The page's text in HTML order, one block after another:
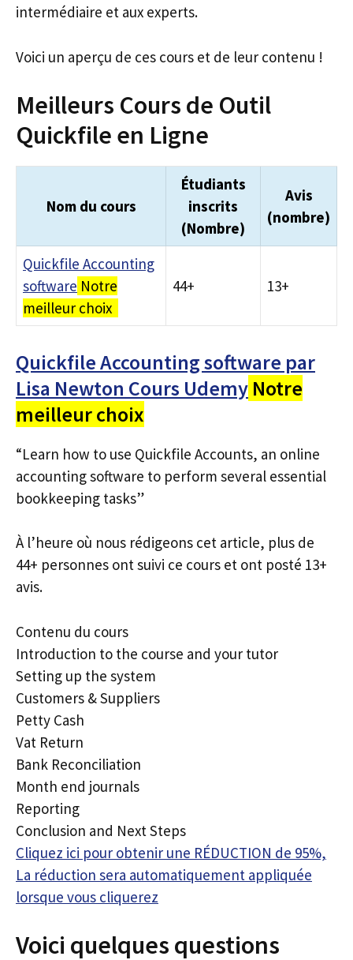
intermédiaire et aux experts.
Voici un aperçu de ces cours et de leur contenu !
Meilleurs Cours de Outil
Quickfile en Ligne
Nom du cours
Étudiants
inscrits
(Nombre)
Avis
(nombre)
Quickfile Accounting
software Notre
meilleur choix
44+ 13+
Quickfile Accounting software par
Lisa Newton Cours Udemy Notre
meilleur choix
“Learn how to use Quickfile Accounts, an online
accounting software to perform several essential
bookkeeping tasks”
À l’heure où nous rédigeons cet article, plus de
44+ personnes ont suivi ce cours et ont posté 13+
avis.
Contenu du cours
Introduction to the course and your tutor
Setting up the system
Customers & Suppliers
Petty Cash
Vat Return
Bank Reconciliation
Month end journals
Reporting
Conclusion and Next Steps
Cliquez ici pour obtenir une RÉDUCTION de 95%,
La réduction sera automatiquement appliquée
lorsque vous cliquerez
Voici quelques questions